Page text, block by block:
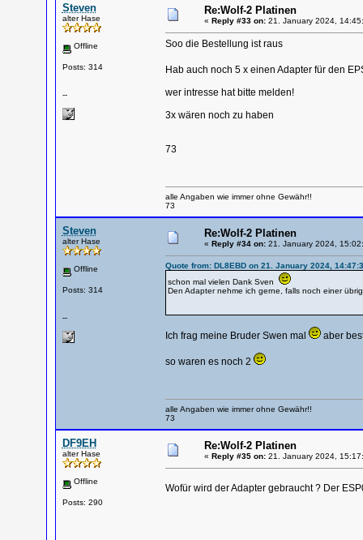
Steven
alter Hase
Offline
Posts: 314
--
Re:Wolf-2 Platinen
« Reply #33 on:21. January 2024,
Soo die Bestellung ist raus
Hab auch noch 5 x einen Adapter für den
wer intresse hat bitte melden!
3x wären noch zu haben
73
alle Angaben wie immer ohne Gewähr!!
73
Steven
alter Hase
Offline
Posts: 314
--
Re:Wolf-2 Platinen
« Reply #34 on:21. January 2024,
Quote from: DL8EBD on 21. January 2024,
schon mal vielen Dank Sven
Den Adapter nehme ich gerne, falls noch einer
Ich frag meine Bruder Swen mal aber
so waren es noch 2
alle Angaben wie immer ohne Gewähr!!
73
DF9EH
alter Hase
Offline
Posts: 290
Re:Wolf-2 Platinen
« Reply #35 on:21. January 2024,
Wofür wird der Adapter gebraucht ? Der